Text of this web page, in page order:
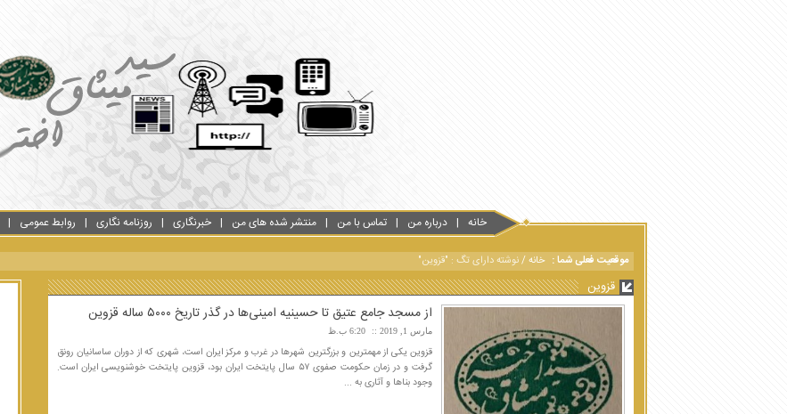
خانه درباره من تماس با من منتشر شده های من خبرنگاری روزنامه نگاری روابط عمومی
موقعیت فعلی شما : خانه/نوشته دارای تگ : "قزوین"
قزوین
از مسجد جامع عتیق تا حسینیه امینی‌ها در گذر تاریخ ۵٠٠٠ ساله قزوین
مارس 1, 2019 6:20 ب.ظ
قزوین یکی از مهمترین و بزرگترین شهرها در غرب و مرکز ایران است، شهری که از دوران ساسانیان رونق
گرفت و در زمان حکومت صفوی ۵۷ سال پایتخت ایران بود، قزوین پایتخت خوشنویسی ایران است.
وجود بناها و آثاری به ...